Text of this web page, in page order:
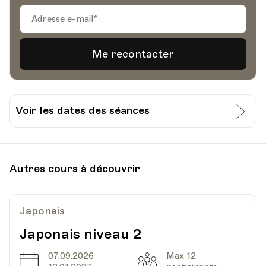
Voir les dates des séances
Escaliers du Marché 2, Lausanne
Autres cours à découvrir
Japonais
Japonais niveau 2
Date
07.09.2026
Capacité
Max 12